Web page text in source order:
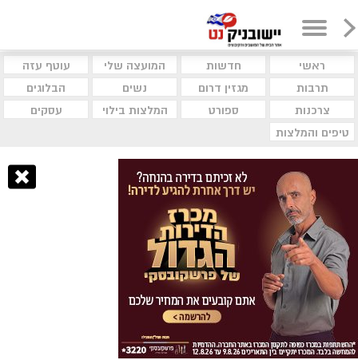
ראשי חדשות המועצה שלי
עוטף עזה
תרבות
מגזין דרום נשים
הבלוגים
צרכנות
ספורט המלצות בילוי
עסקים
טיפים והמלצות